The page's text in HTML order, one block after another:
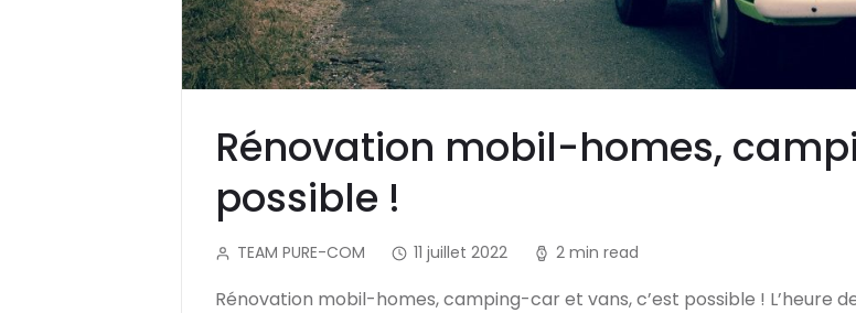
Rénovation mobil-homes,
possible !
TEAM PURE-COM 11 juillet 2022 2 min read
Rénovation mobil-homes, camping-car et vans, c’est possible ! L’heure